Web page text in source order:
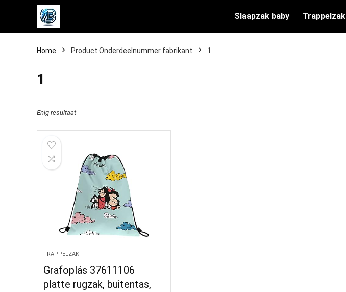
Slaapzak baby Trappelzak
Home Product Onderdeelnummer fabrikant ‎1
‎1
Enig resultaat
TRAPPELZAK
Grafoplás 37611106
platte rugzak, buitentas,